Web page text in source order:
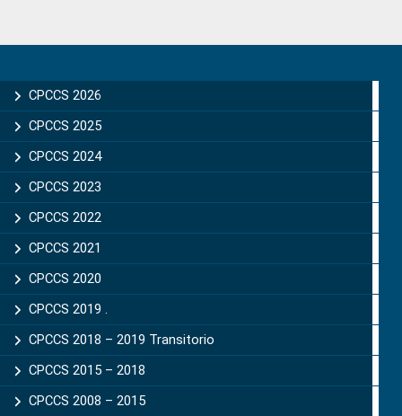
Sidebar
CPCCS 2026
CPCCS 2025
CPCCS 2024
CPCCS 2023
CPCCS 2022
CPCCS 2021
CPCCS 2020
CPCCS 2019 .
CPCCS 2018 – 2019 Transitorio
CPCCS 2015 – 2018
CPCCS 2008 – 2015